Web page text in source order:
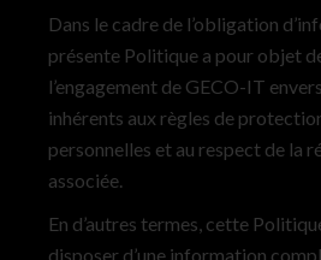
Dans le cadre de l’obligation
présente Politique a pour objet
l’engagement de GECO-IT
inhérents aux règles de
personnelles et au respect de la
associée.
En d’autres termes, cette
disposer d’une information